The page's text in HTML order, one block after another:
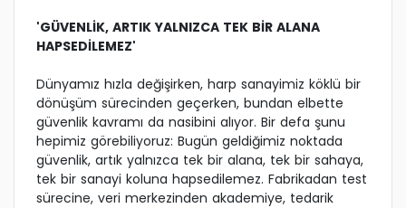
'GÜVENLİK, ARTIK YALNIZCA TEK BİR ALANA
HAPSEDİLEMEZ'
Dünyamız hızla değişirken, harp sanayimiz köklü bir
dönüşüm sürecinden geçerken, bundan elbette
güvenlik kavramı da nasibini alıyor. Bir defa şunu
hepimiz görebiliyoruz: Bugün geldiğimiz noktada
güvenlik, artık yalnızca tek bir alana, tek bir sahaya,
tek bir sanayi koluna hapsedilemez. Fabrikadan test
sürecine, veri merkezinden akademiye, tedarik